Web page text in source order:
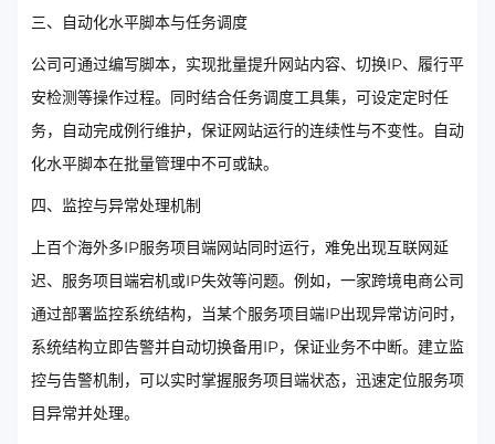
三、自动化水平脚本与任务调度
公司可通过编写脚本，实现批量提升网站内容、切换IP、履行平
安检测等操作过程。同时结合任务调度工具集，可设定定时任
务，自动完成例行维护，保证网站运行的连续性与不变性。自动
化水平脚本在批量管理中不可或缺。
四、监控与异常处理机制
上百个海外多IP服务项目端网站同时运行，难免出现互联网延
迟、服务项目端宕机或IP失效等问题。例如，一家跨境电商公司
通过部署监控系统结构，当某个服务项目端IP出现异常访问时，
系统结构立即告警并自动切换备用IP，保证业务不中断。建立监
控与告警机制，可以实时掌握服务项目端状态，迅速定位服务项
目异常并处理。